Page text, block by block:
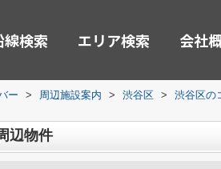
線検索 エリア検索 会社
ー > 周辺施設案内 > 渋谷区 > 渋谷区の
辺物件